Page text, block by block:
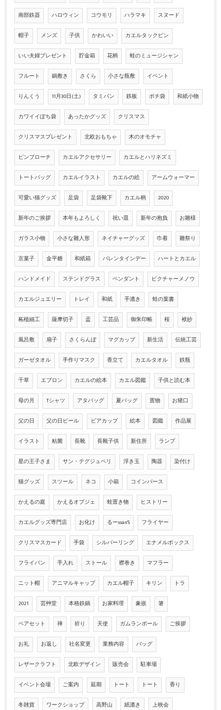
南部鉄器 ハロウィン コウモリ ハラマキ スヌード
帽子 メンズ 子供 かわいい カエルタックピン
いい夫婦プレゼント 貯金箱 花柄 蛙のミュージシャン
フルート 鍋敷き さくら 小さな瓶敷 イベント
りんくう 11月30日(土) タミパン 鉄板 ポチ袋 和紙小物
カワイイぽち袋 あったかグッズ クリスマス
クリスマスプレゼント 北欧おもちゃ 木のオモチャ
ピンブローチ カエルアクセサリー カエルとハリネズミ
トートバッグ カエルイラスト カエルの絵 アームウォーマー
可愛い猫グッズ 足袋 足袋靴下 カエル柄 2020
新年のご挨拶 本年もよろしく 祝い皿 新年の抱負 お雛様
ガラス小物 小さな雛人形 ネイチャーグッズ 巾着 雛祭り
京菓子 金平糖 和紙箱 バレンタインデー ハートとカエル
ハンドメイド ステンドグラス ペンダント ピクチャーメノウ
カエルジュエリー トレイ 和紙 手漉き 蛙の葉書
柘植細工 薩摩切子 盃 工芸品 御朱印帳 桜 袱紗
風呂敷 扇子 さくらんぼ マグカップ 新生活 伝統工芸
ガーゼタオル 手作りマスク 香立て カエルタオル 鉄瓶
千草 エプロン カエルの絵本 カエル図鑑 子供と読む本
母の月 Tシャツ アタバッグ 夏バッグ 置物 お猪口
父の日 父の日ビール ビアカップ 絵本 図鑑 作品展
イラスト 粘菌 長靴 長靴子供 新住所 ランプ
星の王子さま サン・テグジュペリ 浮き玉 陶器 染付け
猫グッズ スツール ネコ 小箱 コインパース
かえるの庭 かえるオブジェ 蛙置き物 ヒストリー
カエルグッズ専門店 お化け るーssan'S フライヤー
クリスマスカード 手袋 シルバーリング エナメルボックス
フライパン 手入れ ストール 襟巻き マフラー
ニット帽 アニマルキャップ カエル帽子 キリン トラ
2021 芸艸堂 本格鉄鍋 お家料理 象嵌 箸
ペアセット 禅 祈り 天使 ガムランボール ご挨拶
お礼 お返し 社名変更 業務内容 バッグ
レザークラフト 北欧デザイン 販売会 駐車場
イベント会場 ご案内 延期 トート トート 香り
冬雑貨 ワークショップ 高野山 紙漉き 上映会